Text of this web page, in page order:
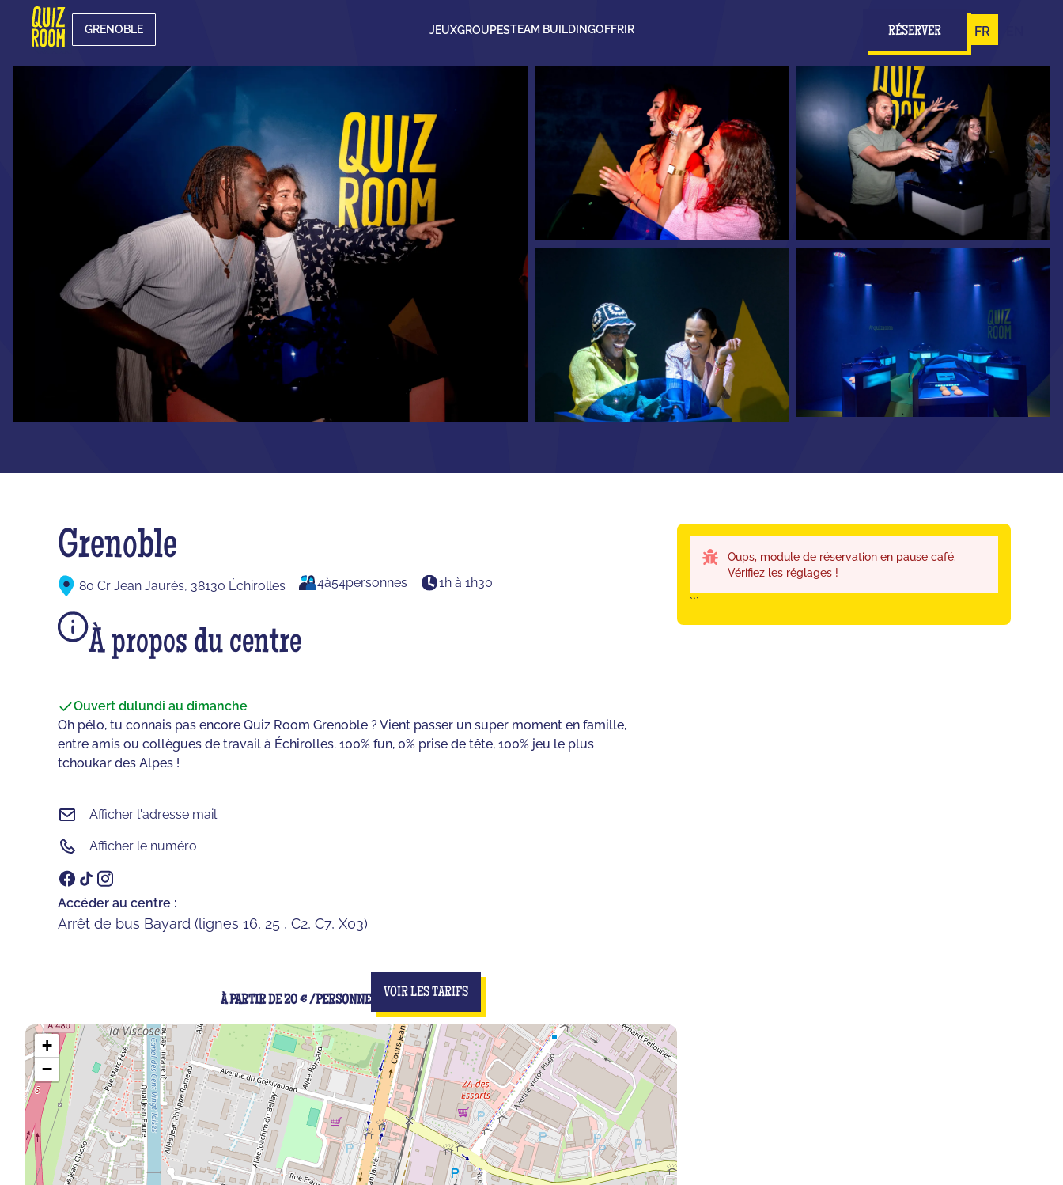
GRENOBLE JEUXGROUPESTEAM BUILDINGOFFRIR RÉSERVER FR
Grenoble
80 Cr Jean Jaurès, 38130 Échirolles 4à54personnes 1h à 1h30
À propos du centre
Ouvert dulundi au dimanche
Oh pélo, tu connais pas encore Quiz Room Grenoble ? Vient passer un super moment en famille,
entre amis ou collègues de travail à Échirolles. 100% fun, 0% prise de tête, 100% jeu le plus
tchoukar des Alpes !
Afficher l'adresse mail
Afficher le numéro
Accéder au centre :
Arrêt de bus Bayard (lignes 16, 25 , C2, C7, X03)
À PARTIR DE 20 € /PERSONNE
VOIR LES TARIFS
+
−
Oups, module de réservation en pause café.
Vérifiez les réglages !
```